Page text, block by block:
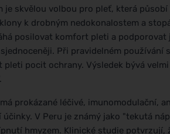
skvělou volbou pro pleť, která působí
k drobným nedokonalostem a
posilovat komfort pleti a podporovat
Při pravidelném používání
pocit ochrany. Výsledek bývá
prokázané léčivé, imunomodulační,
V Peru je známý jako "tekutá
hmyzem. Klinické studie potvrzují,